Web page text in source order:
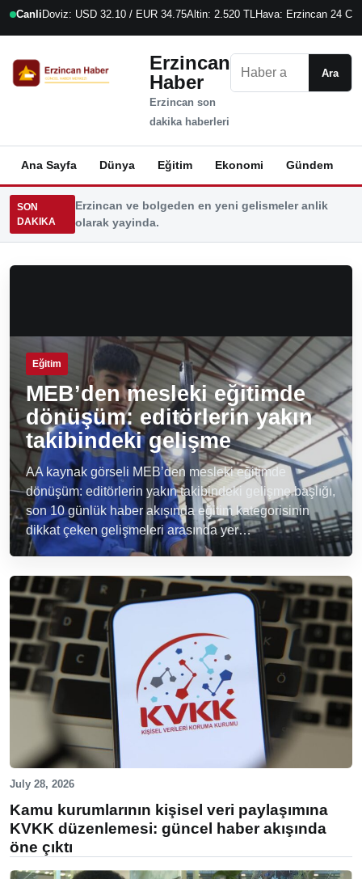
Canli Doviz: USD 32.10 / EUR 34.75Altin: 2.520 TLHava: Erzincan 24 C
Erzincan
Haber
Erzincan son
dakika haberleri
Ara
Ana Sayfa Dünya Eğitim Ekonomi Gündem
SON
DAKIKA
Erzincan ve bolgeden en yeni gelismeler anlik
olarak yayinda.
Eğitim
MEB’den mesleki eğitimde
dönüşüm: editörlerin yakın
takibindeki gelişme
AA kaynak görseli MEB’den mesleki eğitimde
dönüşüm: editörlerin yakın takibindeki gelişme başlığı,
son 10 günlük haber akışında eğitim kategorisinin
dikkat çeken gelişmeleri arasında yer…
July 28, 2026
Kamu kurumlarının kişisel veri paylaşımına
KVKK düzenlemesi: güncel haber akışında
öne çıktı